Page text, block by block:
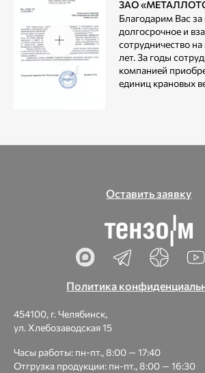
ЗАО
Благодарим Вас
долгосрочное и
сотрудничество
лет. За годы
компанией
единиц крановых
Оставить заявку
Политика
454100, г. Челябинск,
ул. Хлебозаводская 15
Часы работы: пн-пт., 8:00 — 17:40
Отгрузка продукции: пн-пт., 8:00 — 16:30